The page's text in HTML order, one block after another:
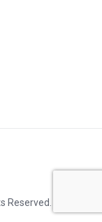
Reserved.